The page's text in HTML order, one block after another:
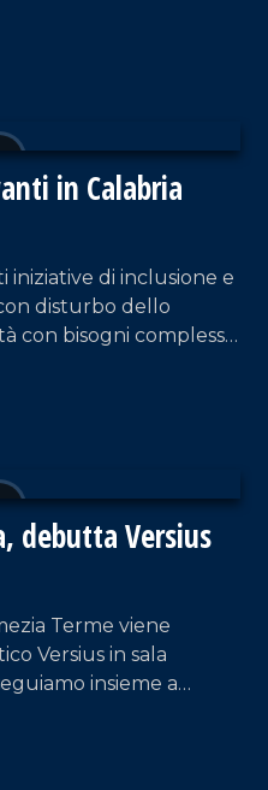
regionale
in Calabria
iniziative di inclusione e
disturbo dello
con bisogni complessi.
Straface.
"Il volo
testimonianze di
da Reggio
debutta Versius
Terme viene
Versius in sala
insieme a
la partecipazione del